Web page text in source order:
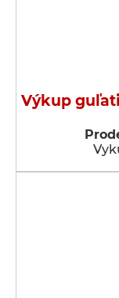
Výkup